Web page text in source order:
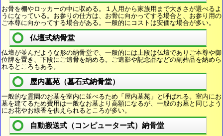
お骨を棚やロッカーの中に収める。１人用から家族用まで大きさが選べるよ
うになっている。お参りの仕方は、お骨に向かってする場合と、お参り用の
ご本尊に向かってする場合がある。一般的にコストは安価な場合が多い。
仏壇式納骨堂
仏壇が並んだような形の納骨堂で、一般的には上段は仏壇でありご本尊や御
位牌を置き、下段にご遺骨を納める。ご遺影や記念品などの副葬品を納めら
れるところもある。
屋内墓苑（墓石式納骨堂）
一般的な霊園のお墓を室内に並べるため「屋内墓苑」と呼ばれる。室内にお
墓を建てるため費用は一般なお墓より高額になるが、一般のお墓と同じよう
にお花やお線香を供えられるところが多い。
自動搬送式（コンピューター式）納骨堂